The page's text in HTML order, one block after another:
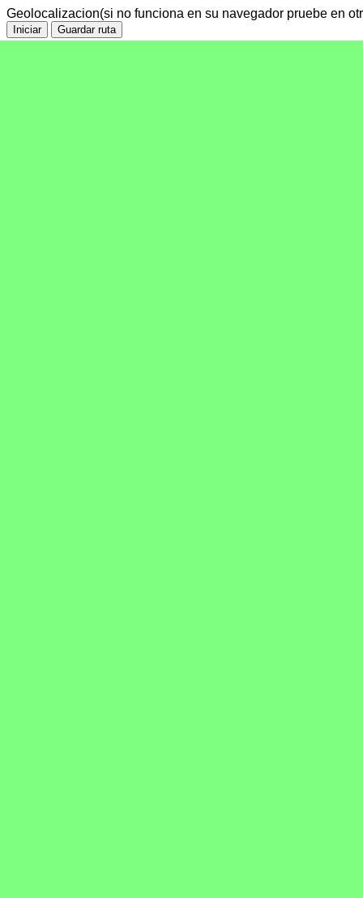
Geolocalizacion(si no funciona en su navegador pruebe en
Iniciar Guardar ruta